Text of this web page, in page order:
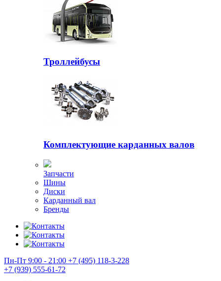
Троллейбусы
Комплектующие карданных валов
Запчасти
Шины
Диски
Карданный вал
Бренды
Пн-Пт 9:00 - 21:00 +7 (495) 118-3-228
+7 (939) 555-61-72